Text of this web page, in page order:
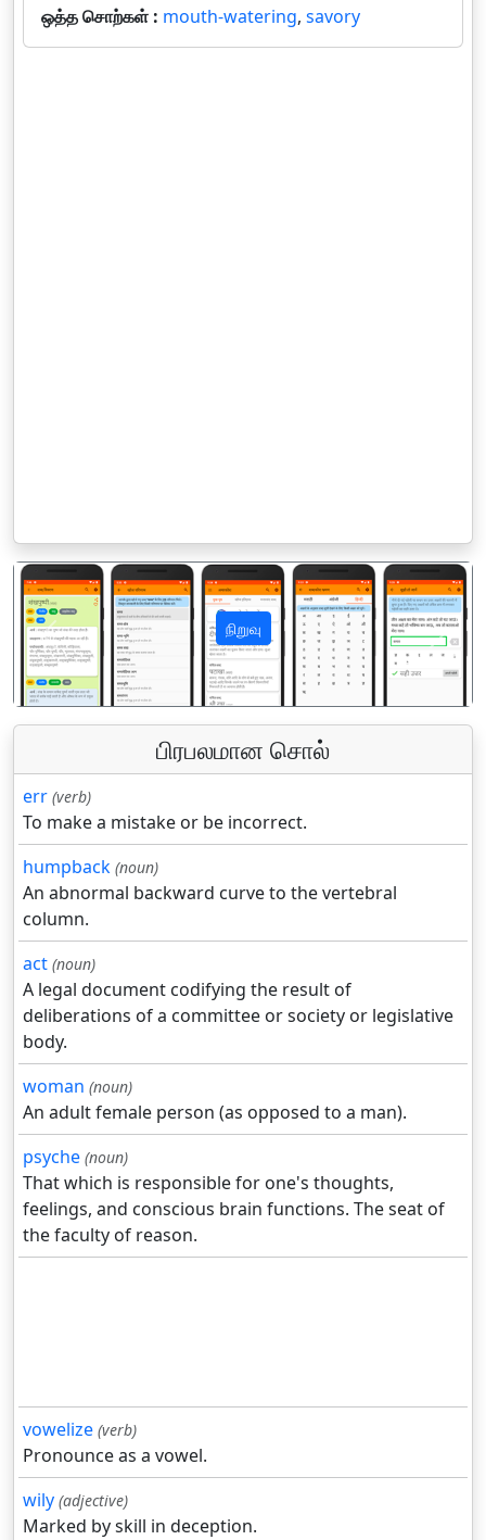
ஒத்த சொற்கள் : mouth-watering, savory
நிறுவு
पिछला अगला
பிரபலமான சொல்
err (verb)
To make a mistake or be incorrect.
humpback (noun)
An abnormal backward curve to the vertebral
column.
act (noun)
A legal document codifying the result of
deliberations of a committee or society or legislative
body.
woman (noun)
An adult female person (as opposed to a man).
psyche (noun)
That which is responsible for one's thoughts,
feelings, and conscious brain functions. The seat of
the faculty of reason.
vowelize (verb)
Pronounce as a vowel.
wily (adjective)
Marked by skill in deception.